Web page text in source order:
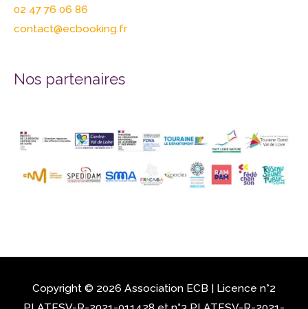
02 47 76 06 86
contact@ecbooking.fr
Nos partenaires
Copyright © 2026 Association ECB | Licence n°2